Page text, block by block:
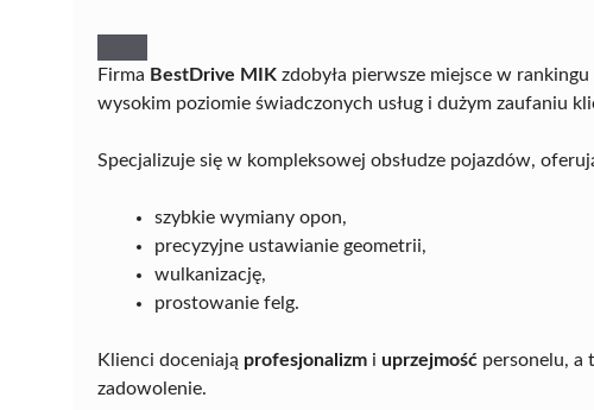
Firma BestDrive MIK zdobyła pierwsze miejsce w
wysokim poziomie świadczonych usług i dużym zaufaniu
Specjalizuje się w kompleksowej obsłudze pojazdów,
szybkie wymiany opon,
precyzyjne ustawianie geometrii,
wulkanizację,
prostowanie felg.
Klienci doceniają profesjonalizm i uprzejmość personelu, a
zadowolenie.